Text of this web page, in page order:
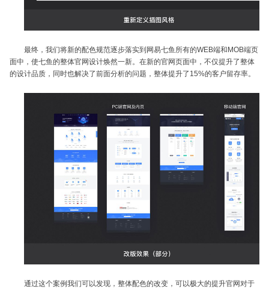
最终，我们将新的配色规范逐步落实到网易七鱼所有的WEB端和MOB端页
面中，使七鱼的整体官网设计焕然一新。在新的官网页面中，不仅提升了整体
的设计品质，同时也解决了前面分析的问题，整体提升了15%的客户留存率。
通过这个案例我们可以发现，整体配色的改变，可以极大的提升官网对于